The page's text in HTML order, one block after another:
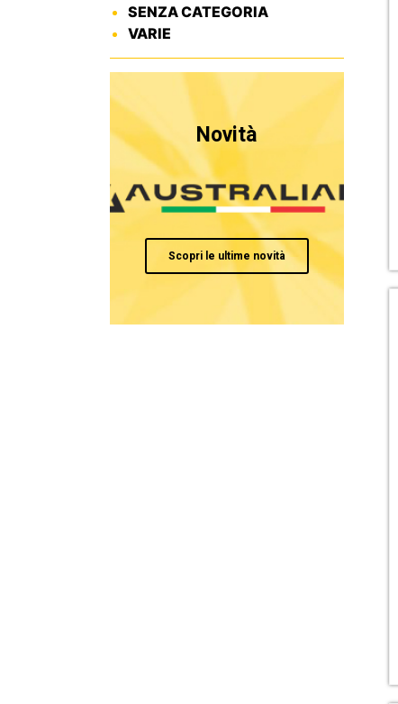
SENZA CATEGORIA
VARIE
Novità
Scopri le ultime novità